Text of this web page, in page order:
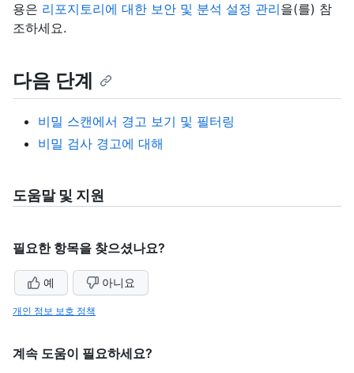
용은 리포지토리에 대한 보안 및 분석 설정 관리을(를) 참
조하세요.
다음 단계
비밀 스캔에서 경고 보기 및 필터링
비밀 검사 경고에 대해
도움말 및 지원
필요한 항목을 찾으셨나요?
예 아니요
개인 정보 보호 정책
계속 도움이 필요하세요?